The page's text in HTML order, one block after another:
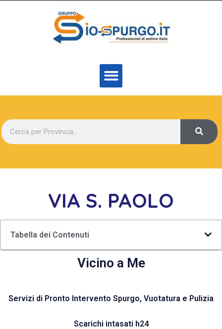
VIA S. PAOLO
Tabella dei Contenuti
Vicino a Me
Servizi di Pronto Intervento Spurgo, Vuotatura e Pulizia
Scarichi intasati h24